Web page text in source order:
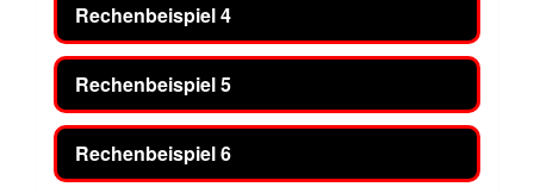
Rechenbeispiel 4
Rechenbeispiel 5
Rechenbeispiel 6